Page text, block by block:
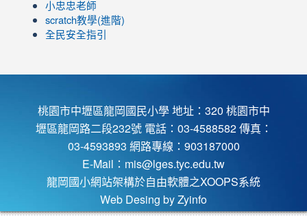
小忠忠老師
scratch教學(進階)
全民安全指引
桃園市中壢區龍岡國民小學 地址：320 桃園市中
壢區龍岡路二段232號 電話：03-4588582 傳真：
03-4593893 網路專線：903187000
E-Mail： mis@lges.tyc.edu.tw
龍岡國小網站架構於自由軟體之XOOPS系統
Web Desing by Zyinfo